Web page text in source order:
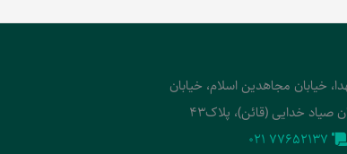
خیابان مجاهدین اسلام، خیابان
صیاد خدایی (قائن)، پلاک43
‭021 77652137‬